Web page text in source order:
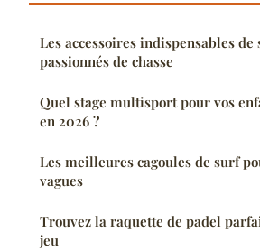
Les accessoires indispensables
passionnés de chasse
Quel stage multisport pour vos
en 2026 ?
Les meilleures cagoules de surf
vagues
Trouvez la raquette de padel
jeu